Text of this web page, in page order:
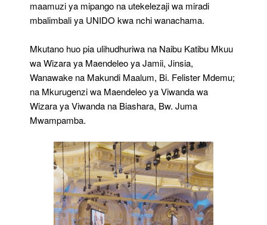
maamuzi ya mipango na utekelezaji wa miradi
mbalimbali ya UNIDO kwa nchi wanachama.
Mkutano huo pia ulihudhuriwa na Naibu Katibu Mkuu
wa Wizara ya Maendeleo ya Jamii, Jinsia,
Wanawake na Makundi Maalum, Bi. Felister Mdemu;
na Mkurugenzi wa Maendeleo ya Viwanda wa
Wizara ya Viwanda na Biashara, Bw. Juma
Mwampamba.